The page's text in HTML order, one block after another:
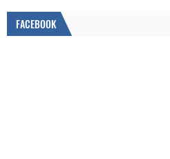
FACEBOOK